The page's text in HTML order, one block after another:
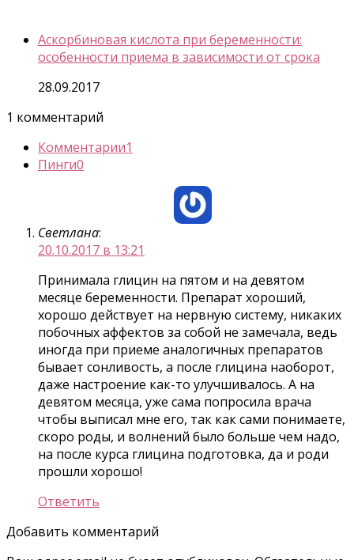
Аскорбиновая кислота при беременности:
особенности приема в зависимости от срока
28.09.2017
1 комментарий
Комментарии1
Пинги0
Светлана:
20.10.2017 в 13:21
Принимала глицин на пятом и на девятом
месяце беременности. Препарат хороший,
хорошо действует на нервную систему, никаких
побочных аффектов за собой не замечала, ведь
иногда при приеме аналогичных препаратов
бывает сонливость, а после глицина наоборот,
даже настроение как-то улучшивалось. А на
девятом месяца, уже сама попросила врача
чтобы выписал мне его, так как сами понимаете,
скоро роды, и волнений было больше чем надо,
на после курса глицина подготовка, да и роди
прошли хорошо!
Ответить
Добавить комментарий